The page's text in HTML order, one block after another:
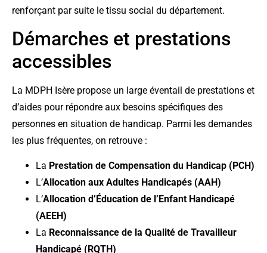
renforçant par suite le tissu social du département.
Démarches et prestations
accessibles
La MDPH Isère propose un large éventail de prestations et
d’aides pour répondre aux besoins spécifiques des
personnes en situation de handicap. Parmi les demandes
les plus fréquentes, on retrouve :
La Prestation de Compensation du Handicap (PCH)
L’Allocation aux Adultes Handicapés (AAH)
L’Allocation d’Éducation de l’Enfant Handicapé
(AEEH)
La Reconnaissance de la Qualité de Travailleur
Handicapé (RQTH)